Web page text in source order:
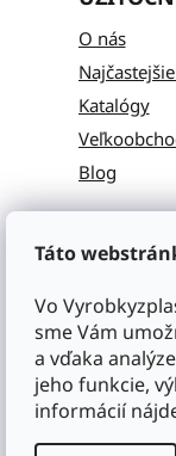
Táto
Vo
sme Vám
a vďaka
jeho funkcie,
informácií
O nás
Katalógy
Blog